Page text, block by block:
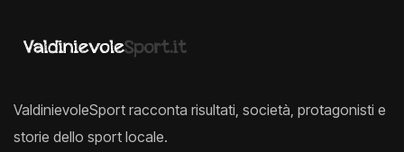
ValdinievoleSport racconta risultati, società, protagonisti e
storie dello sport locale.